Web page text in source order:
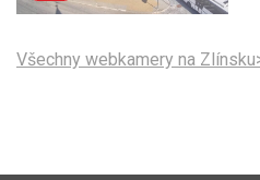
Všechny webkamery na